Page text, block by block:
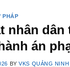
PHÁP
nhân
án
BYVKS QUẢNG NINH